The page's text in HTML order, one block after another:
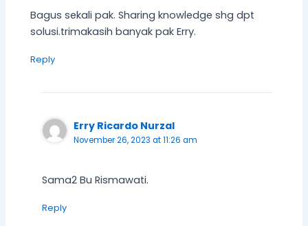
Bagus sekali pak. Sharing knowledge shg dpt
solusi.trimakasih banyak pak Erry.
Reply
Erry Ricardo Nurzal
November 26, 2023 at 11:26 am
Sama2 Bu Rismawati.
Reply